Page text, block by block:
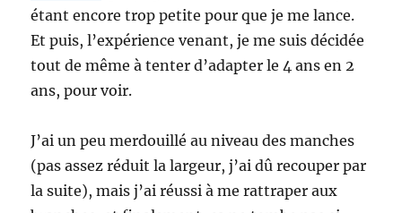
étant encore trop petite pour que je me lance.
Et puis, l’expérience venant, je me suis décidée
tout de même à tenter d’adapter le 4 ans en 2
ans, pour voir.
J’ai un peu merdouillé au niveau des manches
(pas assez réduit la largeur, j’ai dû recouper par
la suite), mais j’ai réussi à me rattraper aux